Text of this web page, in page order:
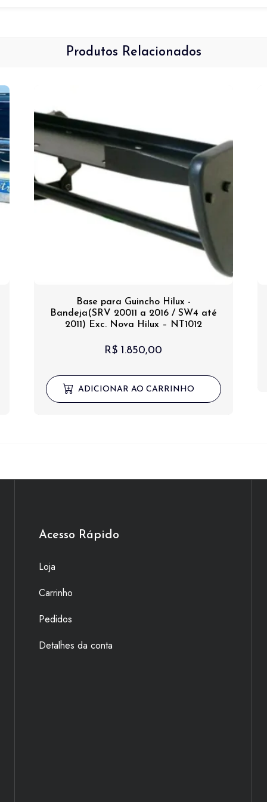
Produtos Relacionados
Base para Guincho Hilux -
Bandeja(SRV 20011 a 2016 / SW4 até
2011) Exc. Nova Hilux – NT1012
R$ 1.850,00
ADICIONAR AO CARRINHO
Acesso Rápido
Loja
Carrinho
Pedidos
Detalhes da conta